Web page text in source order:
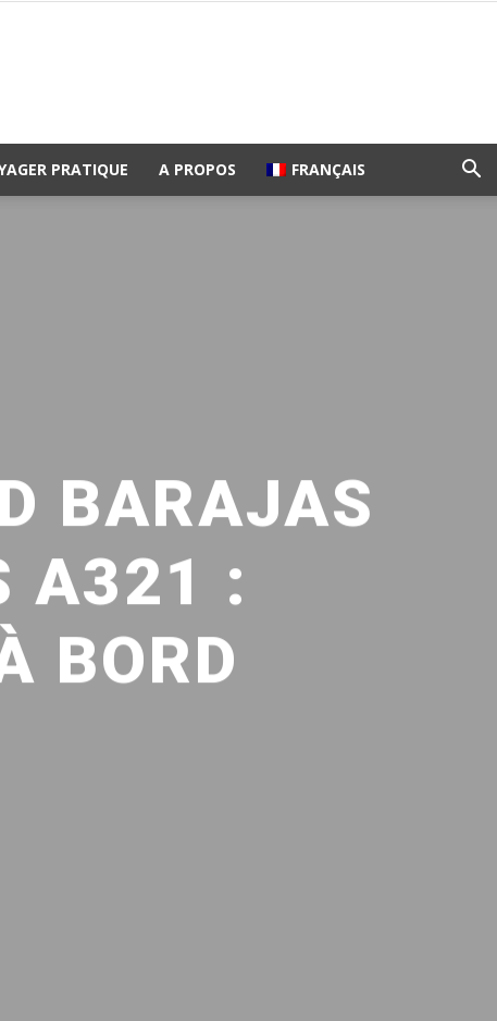
PRATIQUE A PROPOS FRANÇAIS
BARAJAS
A321 :
BORD